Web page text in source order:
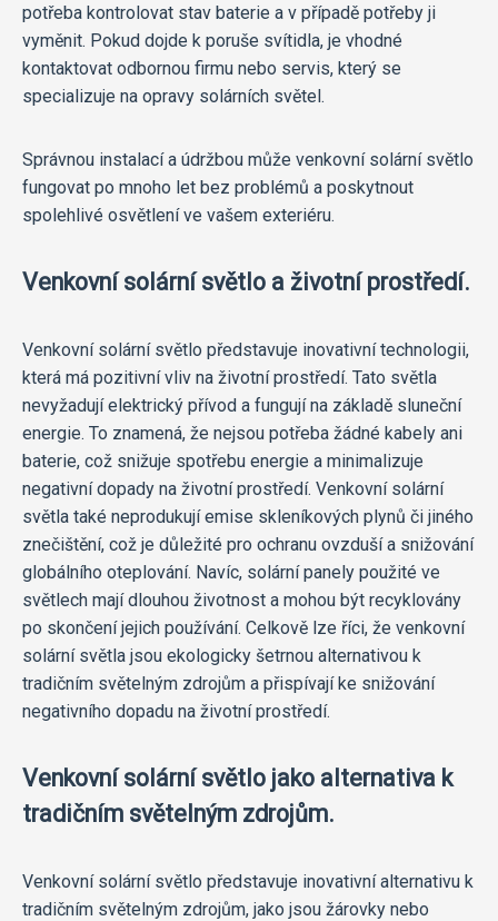
potřeba kontrolovat stav baterie a v případě potřeby ji
vyměnit. Pokud dojde k poruše svítidla, je vhodné
kontaktovat odbornou firmu nebo servis, který se
specializuje na opravy solárních světel.
Správnou instalací a údržbou může venkovní solární světlo
fungovat po mnoho let bez problémů a poskytnout
spolehlivé osvětlení ve vašem exteriéru.
Venkovní solární světlo a životní prostředí.
Venkovní solární světlo představuje inovativní technologii,
která má pozitivní vliv na životní prostředí. Tato světla
nevyžadují elektrický přívod a fungují na základě sluneční
energie. To znamená, že nejsou potřeba žádné kabely ani
baterie, což snižuje spotřebu energie a minimalizuje
negativní dopady na životní prostředí. Venkovní solární
světla také neprodukují emise skleníkových plynů či jiného
znečištění, což je důležité pro ochranu ovzduší a snižování
globálního oteplování. Navíc, solární panely použité ve
světlech mají dlouhou životnost a mohou být recyklovány
po skončení jejich používání. Celkově lze říci, že venkovní
solární světla jsou ekologicky šetrnou alternativou k
tradičním světelným zdrojům a přispívají ke snižování
negativního dopadu na životní prostředí.
Venkovní solární světlo jako alternativa k
tradičním světelným zdrojům.
Venkovní solární světlo představuje inovativní alternativu k
tradičním světelným zdrojům, jako jsou žárovky nebo